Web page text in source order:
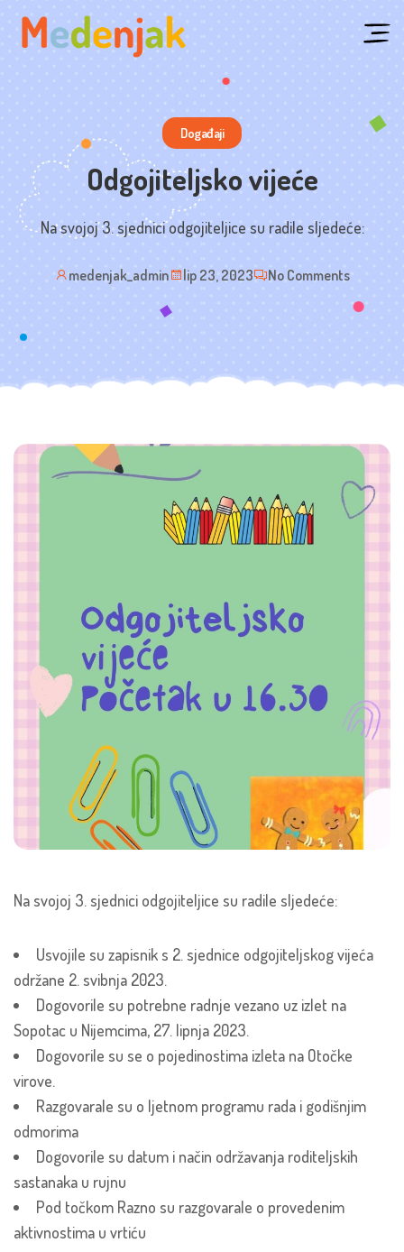
Skip
Događaji
Odgojiteljsko vijeće
Na svojoj 3. sjednici odgojiteljice su radile sljedeće:
medenjak_admin lip 23, 2023 No Comments
Na svojoj 3. sjednici odgojiteljice su radile sljedeće:
Usvojile su zapisnik s 2. sjednice odgojiteljskog vijeća
održane 2. svibnja 2023.
Dogovorile su potrebne radnje vezano uz izlet na
Sopotac u Nijemcima, 27. lipnja 2023.
Dogovorile su se o pojedinostima izleta na Otočke
virove.
Razgovarale su o ljetnom programu rada i godišnjim
odmorima
Dogovorile su datum i način održavanja roditeljskih
sastanaka u rujnu
Pod točkom Razno su razgovarale o provedenim
aktivnostima u vrtiću